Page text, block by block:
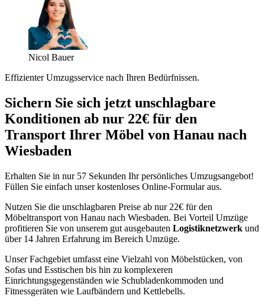
Nicol Bauer
Effizienter Umzugsservice nach Ihren Bedürfnissen.
Sichern Sie sich jetzt unschlagbare
Konditionen ab nur 22€ für den
Transport Ihrer Möbel von Hanau nach
Wiesbaden
Erhalten Sie in nur 57 Sekunden Ihr persönliches Umzugsangebot!
Füllen Sie einfach unser kostenloses Online-Formular aus.
Nutzen Sie die unschlagbaren Preise ab nur 22€ für den
Möbeltransport von Hanau nach Wiesbaden. Bei Vorteil Umzüge
profitieren Sie von unserem gut ausgebauten Logistiknetzwerk und
über 14 Jahren Erfahrung im Bereich Umzüge.
Unser Fachgebiet umfasst eine Vielzahl von Möbelstücken, von
Sofas und Esstischen bis hin zu komplexeren
Einrichtungsgegenständen wie Schubladenkommoden und
Fitnessgeräten wie Laufbändern und Kettlebells.